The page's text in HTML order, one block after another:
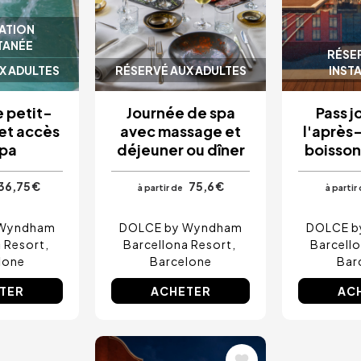
ADULTES
petit-
accès
€
Resort
RÉSERVÉ AUX ADULTES
Journée de spa
avec massage et
déjeuner ou dîner
à partir de 75,6 €
DOLCE by Wyndham
Barcellona Resort
Barcelone
ACHETER
Pass
à partir
DOLCE